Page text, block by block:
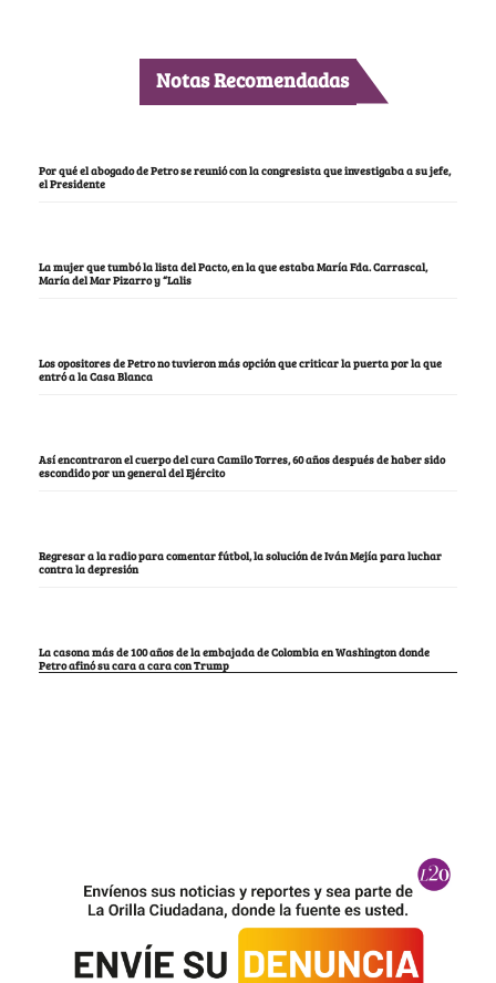
Notas Recomendadas
Por qué el abogado de Petro se reunió con la congresista que investigaba a su jefe,
el Presidente
La mujer que tumbó la lista del Pacto, en la que estaba María Fda. Carrascal,
María del Mar Pizarro y “Lalis
Los opositores de Petro no tuvieron más opción que criticar la puerta por la que
entró a la Casa Blanca
Así encontraron el cuerpo del cura Camilo Torres, 60 años después de haber sido
escondido por un general del Ejército
Regresar a la radio para comentar fútbol, la solución de Iván Mejía para luchar
contra la depresión
La casona más de 100 años de la embajada de Colombia en Washington donde
Petro afinó su cara a cara con Trump